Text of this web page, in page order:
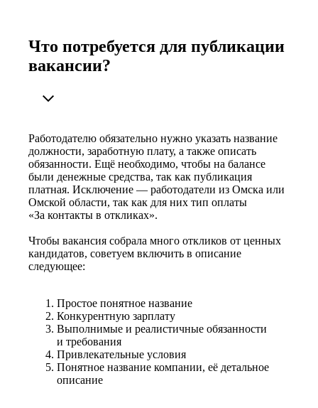
Что потребуется для публикации
вакансии?
Работодателю обязательно нужно указать название
должности, заработную плату, а также описать
обязанности. Ещё необходимо, чтобы на балансе
были денежные средства, так как публикация
платная. Исключение — работодатели из Омска или
Омской области, так как для них тип оплаты
«За контакты в откликах».
Чтобы вакансия собрала много откликов от ценных
кандидатов, советуем включить в описание
следующее:
Простое понятное название
Конкурентную зарплату
Выполнимые и реалистичные обязанности
и требования
Привлекательные условия
Понятное название компании, её детальное
описание